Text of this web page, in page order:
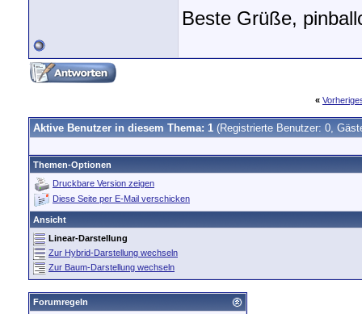
Beste Grüße,
«
Aktive Benutzer in diesem Thema: 1 (Registrierte Benutzer: 0,
Themen-Optionen
Druckbare Version zeigen
Diese Seite per E-Mail verschicken
Ansicht
Linear-Darstellung
Zur Hybrid-Darstellung wechseln
Zur Baum-Darstellung wechseln
Forumregeln